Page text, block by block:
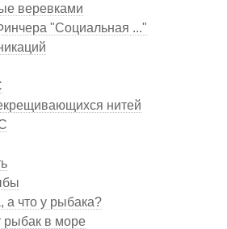
веревками
"Социальная ..."
нитей
а что у рыбака?
рыбак в море